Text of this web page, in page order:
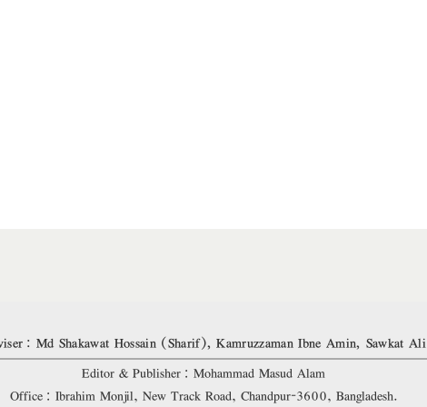
Md Shakawat Hossain (Sharif), Kamruzzaman Ibne Amin, Sawkat Ali
Editor & Publisher: Mohammad Masud Alam
Office: Ibrahim Monjil, New Track Road, Chandpur-3600, Bangladesh.